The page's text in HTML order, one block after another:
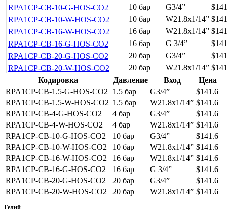
RPA1CP-CB-10-G-HOS-CO2
10 бар G3/4”
RPA1CP-CB-10-W-HOS-CO2
10 бар W21.8x1/14”
RPA1CP-CB-16-W-HOS-CO2
16 бар W21.8x1/14”
RPA1CP-CB-16-G-HOS-CO2
16 бар G 3/4”
RPA1CP-CB-20-G-HOS-CO2
20 бар G3/4”
RPA1CP-CB-20-W-HOS-CO2
20 бар W21.8x1/14”
Кодировка
Давление Вход
Цена
RPA1CP-CB-1.5-G-HOS-CO2
1.5 бар G3/4”
$141.6
RPA1CP-CB-1.5-W-HOS-CO2 1.5 бар W21.8x1/14” $141.6
RPA1CP-CB-4-G-HOS-CO2
4 бар G3/4”
$141.6
RPA1CP-CB-4-W-HOS-CO2
4 бар W21.8x1/14” $141.6
RPA1CP-CB-10-G-HOS-CO2
10 бар G3/4”
$141.6
RPA1CP-CB-10-W-HOS-CO2
10 бар W21.8x1/14” $141.6
RPA1CP-CB-16-W-HOS-CO2
16 бар W21.8x1/14” $141.6
RPA1CP-CB-16-G-HOS-CO2
16 бар G 3/4”
$141.6
RPA1CP-CB-20-G-HOS-CO2
20 бар G3/4”
$141.6
RPA1CP-CB-20-W-HOS-CO2
20 бар W21.8x1/14” $141.6
Гелий